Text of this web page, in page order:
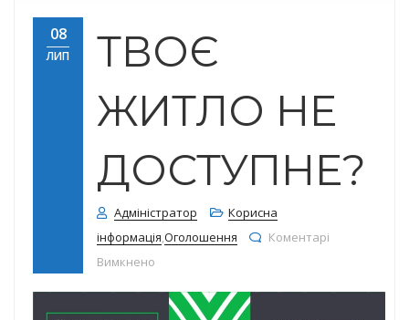
Черкаський міський
центр ПМСД"
08
ЛИП
ТВОЄ
ЖИТЛО НЕ
ДОСТУПНЕ?
Адміністратор
Корисна
інформація,Оголошення
Коментарі
Вимкнено